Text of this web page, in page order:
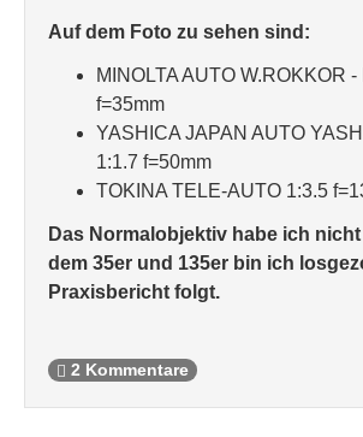
Auf dem Foto zu sehen sind:
MINOLTA AUTO W.ROKKOR -
f=35mm
YASHICA JAPAN AUTO
1:1.7 f=50mm
TOKINA TELE-AUTO 1:3.5
Das Normalobjektiv habe ich
dem 35er und 135er bin ich
Praxisbericht folgt.
2 Kommentare